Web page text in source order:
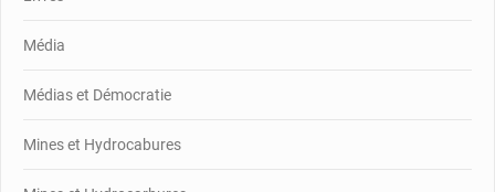
Média
Médias et Démocratie
Mines et Hydrocabures